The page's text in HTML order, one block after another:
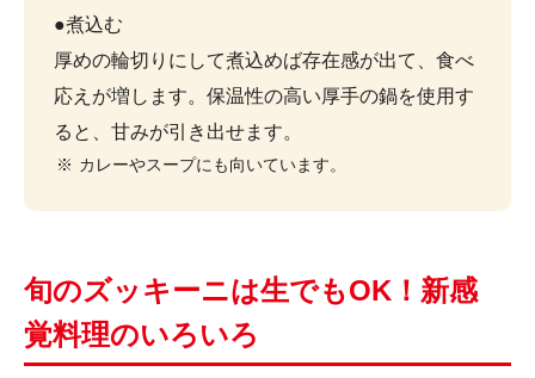
●煮込む
厚めの輪切りにして煮込めば存在感が出て、食べ
応えが増します。保温性の高い厚手の鍋を使用す
ると、甘みが引き出せます。
カレーやスープにも向いています。
旬のズッキーニは生でもOK！新感
覚料理のいろいろ